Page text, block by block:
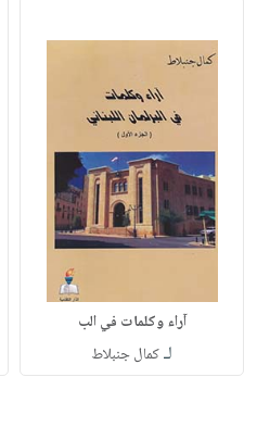
آراء وكلمات في الب
لـكمال جنبلاط